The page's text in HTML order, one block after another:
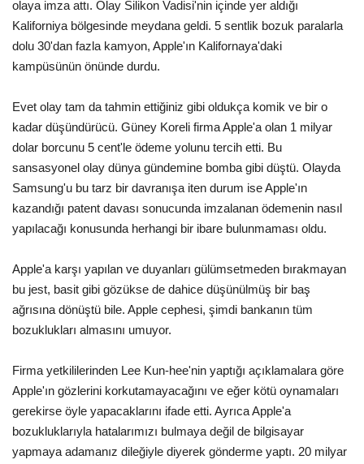
Ekonomi
Siyaset
Galeriler
Yaşam
Künye
Sağlık
İletişim
Kültür Sanat
olaya imza attı. Olay Silikon Vadisi'nin içinde yer aldığı
Kaliforniya bölgesinde meydana geldi. 5 sentlik bozuk paralarla
dolu 30'dan fazla kamyon, Apple'ın Kalifornaya'daki
kampüsünün önünde durdu.
Evet olay tam da tahmin ettiğiniz gibi oldukça komik ve bir o
kadar düşündürücü. Güney Koreli firma Apple'a olan 1 milyar
dolar borcunu 5 cent'le ödeme yolunu tercih etti. Bu
sansasyonel olay dünya gündemine bomba gibi düştü. Olayda
Samsung'u bu tarz bir davranışa iten durum ise Apple'ın
kazandığı patent davası sonucunda imzalanan ödemenin nasıl
yapılacağı konusunda herhangi bir ibare bulunmaması oldu.
Apple'a karşı yapılan ve duyanları gülümsetmeden bırakmayan
bu jest, basit gibi gözükse de dahice düşünülmüş bir baş
ağrısına dönüştü bile. Apple cephesi, şimdi bankanın tüm
bozuklukları almasını umuyor.
Firma yetkililerinden Lee Kun-hee'nin yaptığı açıklamalara göre
Apple'ın gözlerini korkutamayacağını ve eğer kötü oynamaları
gerekirse öyle yapacaklarını ifade etti. Ayrıca Apple'a
bozukluklarıyla hatalarımızı bulmaya değil de bilgisayar
yapmaya adamanız dileğiyle diyerek gönderme yaptı. 20 milyar